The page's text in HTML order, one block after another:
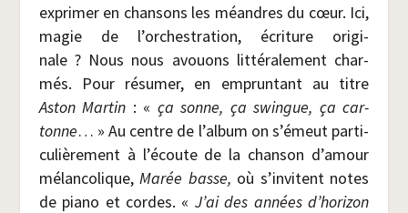
expri­mer en chan­sons les méandres du cœur. Ici,
magie de l’orchestration, écri­ture ori­gi­
nale ? Nous nous avouons lit­té­ra­le­ment char­
més. Pour résu­mer, en emprun­tant au titre
Aston Mar­tin : « ça sonne, ça swingue, ça car­
tonne… » Au centre de l’album on s’émeut par­ti­
cu­liè­re­ment à l’écoute de la chan­son d’amour
mélan­co­lique, Marée basse, où s’invitent notes
de pia­no et cordes. « J’ai des années d’horizon